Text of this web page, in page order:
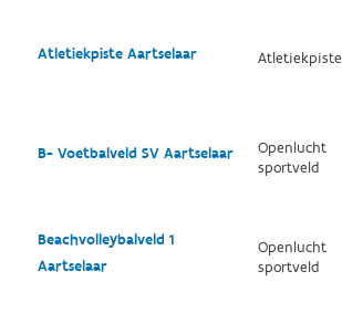
Atletiekpiste Aartselaar Atletiekpiste
B- Voetbalveld SV Aartselaar
Openlucht
sportveld
Beachvolleybalveld 1
Aartselaar
Openlucht
sportveld